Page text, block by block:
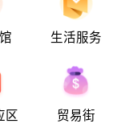
生活服务
区 贸易街